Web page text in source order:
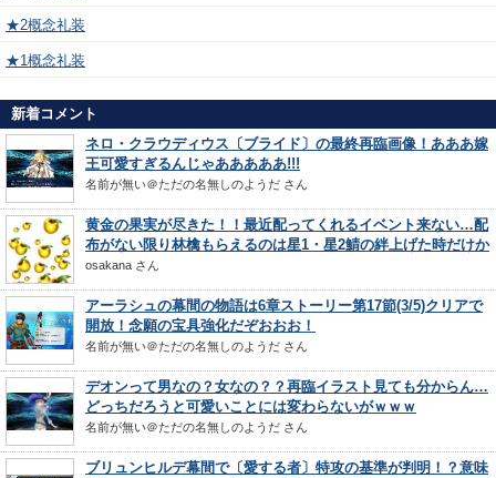
★2概念礼装
★1概念礼装
新着コメント
ネロ・クラウディウス〔ブライド〕の最終再臨画像！あああ嫁
王可愛すぎるんじゃあああああ!!!
名前が無い＠ただの名無しのようだ さん
黄金の果実が尽きた！！最近配ってくれるイベント来ない…配
布がない限り林檎もらえるのは星1・星2鯖の絆上げた時だけか
osakana さん
アーラシュの幕間の物語は6章ストーリー第17節(3/5)クリアで
開放！念願の宝具強化だぞおおお！
名前が無い＠ただの名無しのようだ さん
デオンって男なの？女なの？？再臨イラスト見ても分からん…
どっちだろうと可愛いことには変わらないがｗｗｗ
名前が無い＠ただの名無しのようだ さん
ブリュンヒルデ幕間で〔愛する者〕特攻の基準が判明！？意味